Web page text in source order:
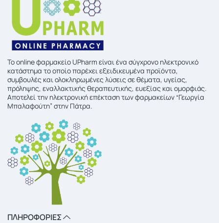
To online φαρμακείο UPharm είναι ένα σύγχρονο ηλεκτρονικό
κατάστημα το οποίο παρέχει εξειδικευμένα προϊόντα,
συμβουλές και ολοκληρωμένες λύσεις σε θέματα, υγείας,
πρόληψης, εναλλακτικής θεραπευτικής, ευεξίας και ομορφιάς.
Αποτελεί την ηλεκτρονική επέκταση των φαρμακείων “Γεωργία
Μπαλαφούτη” στην Πάτρα.
ΠΛΗΡΟΦΟΡΙΕΣ